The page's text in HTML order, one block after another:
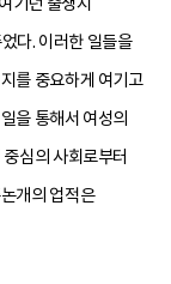
다. 이러한 일들을
를 중요하게 여기고
을 통해서 여성의
심의 사회로부터
개의 업적은